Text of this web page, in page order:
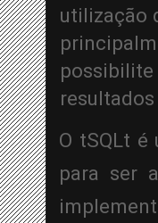
utilização
possibilite
O tSQLt
para ser